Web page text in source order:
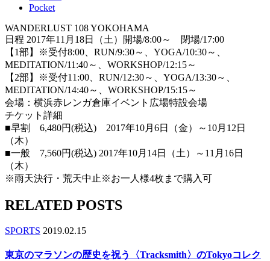
Pocket
WANDERLUST 108 YOKOHAMA
日程 2017年11月18日（土）開場/8:00～ 閉場/17:00
【1部】※受付8:00、RUN/9:30～、YOGA/10:30～、
MEDITATION/11:40～、WORKSHOP/12:15～
【2部】※受付11:00、RUN/12:30～、YOGA/13:30～、
MEDITATION/14:40～、WORKSHOP/15:15～
会場：横浜赤レンガ倉庫イベント広場特設会場
チケット詳細
■早割 6,480円(税込) 2017年10月6日（金）～10月12日
（木）
■一般 7,560円(税込) 2017年10月14日（土）～11月16日
（木）
※雨天決行・荒天中止※お一人様4枚まで購入可
RELATED POSTS
SPORTS 2019.02.15
東京のマラソンの歴史を祝う〈Tracksmith〉のTokyoコレク